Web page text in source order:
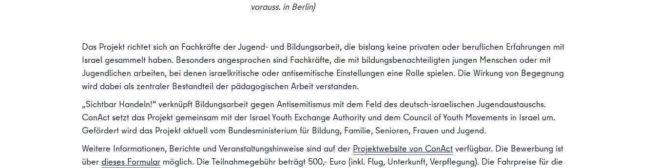
vorauss. in Berlin)
Das Projekt richtet sich an Fachkräfte der Jugend- und Bildungsarbeit, die bislang keine privaten oder beruflichen Erfahrungen mit
Israel gesammelt haben. Besonders angesprochen sind Fachkräfte, die mit bildungsbenachteiligten jungen Menschen oder mit
Jugendlichen arbeiten, bei denen israelkritische oder antisemitische Einstellungen eine Rolle spielen. Die Wirkung von Begegnung
wird dabei als zentraler Bestandteil der pädagogischen Arbeit verstanden.
„Sichtbar Handeln!“ verknüpft Bildungsarbeit gegen Antisemitismus mit dem Feld des deutsch-israelischen Jugendaustauschs.
ConAct setzt das Projekt gemeinsam mit der Israel Youth Exchange Authority und dem Council of Youth Movements in Israel um.
Gefördert wird das Projekt aktuell vom Bundesministerium für Bildung, Familie, Senioren, Frauen und Jugend.
Weitere Informationen, Berichte und Veranstaltungshinweise sind auf der Projektwebsite von ConAct verfügbar. Die Bewerbung ist
über dieses Formular möglich. Die Teilnahmegebühr beträgt 500,- Euro (inkl. Flug, Unterkunft, Verpflegung). Die Fahrpreise für die